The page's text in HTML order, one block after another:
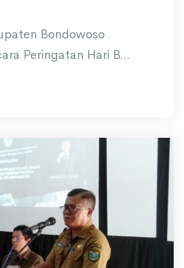
Bondowoso
Peringatan Hari B...